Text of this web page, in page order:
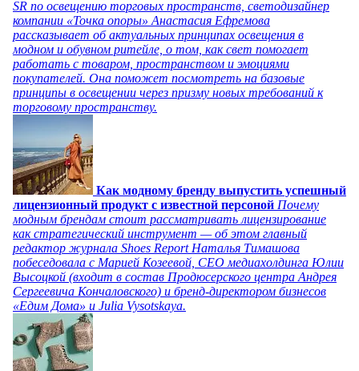
SR по освещению торговых пространств, светодизайнер
компании «Точка опоры» Анастасия Ефремова
рассказывает об актуальных принципах освещения в
модном и обувном ритейле, о том, как свет помогает
работать с товаром, пространством и эмоциями
покупателей. Она поможет посмотреть на базовые
принципы в освещении через призму новых требований к
торговому пространству.
Как модному бренду выпустить успешный
лицензионный продукт с известной персоной Почему
модным брендам стоит рассматривать лицензирование
как стратегический инструмент — об этом главный
редактор журнала Shoes Report Наталья Тимашова
побеседовала с Марией Козеевой, СЕО медиахолдинга Юлии
Высоцкой (входит в состав Продюсерского центра Андрея
Сергеевича Кончаловского) и бренд-директором бизнесов
«Едим Дома» и Julia Vysotskaya.